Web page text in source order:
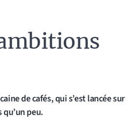
de cafés, qui s’est lancée sur
peu.